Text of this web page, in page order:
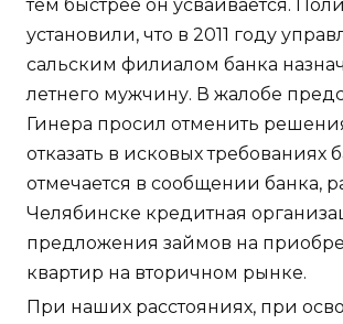
тем быстрее он усваивается.
установили, что в 2011 году
сальским филиалом банка
летнего мужчину. В жалобе
Гинера просил отменить
отказать в исковых требованиях
отмечается в сообщении банка,
Челябинске кредитная
предложения займов на
квартир на вторичном рынке.
При наших расстояниях, при